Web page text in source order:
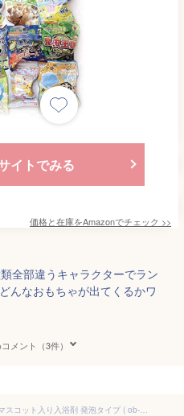
イトでみる
価格と在庫をAmazonでチェック >>
全部違うキャラクターでラン
んなおもちゃが出てくるかワ
メント（3件）
パン バスボール リアルなパンのマスコット入り入浴剤 発泡タイプ ( ob-bld-1 ) 単品 マスコットフィズ やきたてのパン香り 写実食品シリーズ バスボム おもちゃ キッズ 子供 グッズ プチギフト プレゼント バス用品 おふろ お風呂 癒し リラックス 2024年